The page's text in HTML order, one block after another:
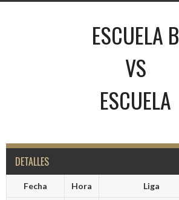
ESCUELA B
VS
ESCUELA
DETALLES
Fecha Hora Liga